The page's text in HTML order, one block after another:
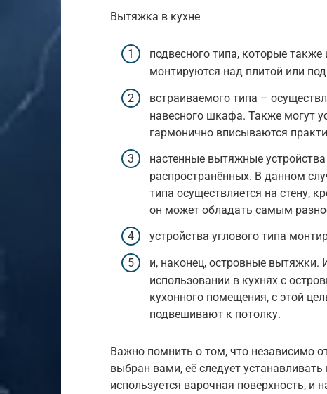
Вытяжка в кухне
подвесного типа, которые
монтируются над плитой или
встраиваемого типа –
навесного шкафа. Также могут
гармонично вписываются
настенные вытяжные
распространённых. В данном
типа осуществляется на стену,
он может обладать самым
устройства углового типа
и, наконец, островные вытяжки.
использовании в кухнях с
кухонного помещения, с этой
подвешивают к потолку.
Важно помнить о том, что независимо
выбран вами, её следует
используется варочная поверхность, и